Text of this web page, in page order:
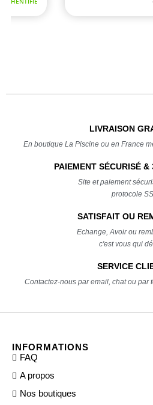
LIVRAISON
En boutique La Piscine ou en France
PAIEMENT SÉCURISÉ
Site et paiement
protocole
SATISFAIT OU
Echange, Avoir ou
c'est vous qui
SERVICE
Contactez-nous par email, chat ou par
INFORMATIONS
FAQ
A propos
Nos boutiques